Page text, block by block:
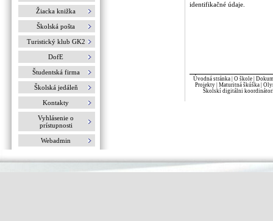
Žiacka knižka
Školská pošta
Turistický klub GK2
DofE
Študentská firma
Školská jedáleň
Kontakty
Vyhlásenie o
prístupnosti
Webadmin
identifikačné údaje.
Úvodná stránka| O škole|
Projekty| Maturitná škúška|
Školskí digitálni